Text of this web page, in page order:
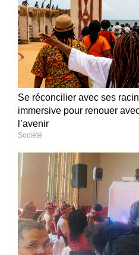
Se réconcilier avec ses
immersive pour renouer
l’avenir
Société